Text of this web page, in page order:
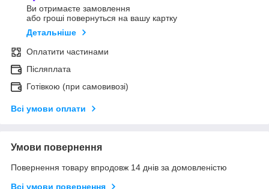
Ви отримаєте замовлення
або гроші повернуться на вашу картку
Детальніше
Оплатити частинами
Післяплата
Готівкою (при самовивозі)
Всі умови оплати
Умови повернення
Повернення товару впродовж 14 днів за домовленістю
Всі умови повернення